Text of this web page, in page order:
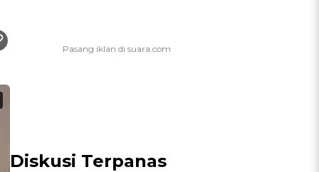
Diskusi Terpanas